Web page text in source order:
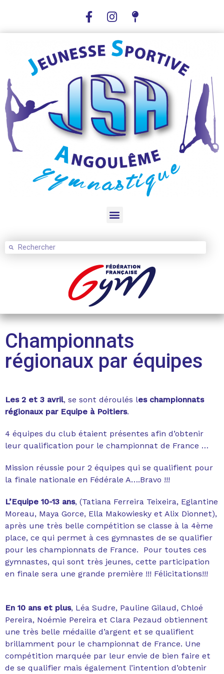
Championnats
régionaux par équipes
Les 2 et 3 avril, se sont déroulés les championnats
régionaux par Equipe à Poitiers.
4 équipes du club étaient présentes afin d’obtenir
leur qualification pour le championnat de France …
Mission réussie pour 2 équipes qui se qualifient pour
la finale nationale en Fédérale A….Bravo !!!
L’Equipe 10-13 ans, (Tatiana Ferreira Teixeira, Eglantine
Moreau, Maya Gorce, Ella Makowiesky et Alix Dionnet),
après une très belle compétition se classe à la 4ème
place, ce qui permet à ces gymnastes de se qualifier
pour les championnats de France. Pour toutes ces
gymnastes, qui sont très jeunes, cette participation
en finale sera une grande première !!! Félicitations!!!
En 10 ans et plus, Léa Sudre, Pauline Gilaud, Chloé
Pereira, Noémie Pereira et Clara Pezaud obtiennent
une très belle médaille d’argent et se qualifient
brillamment pour le championnat de France. Une
compétition marquée par leur envie de bien faire et
de se qualifier mais également l’intention d’obtenir